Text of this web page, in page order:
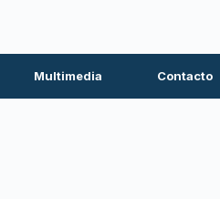
Multimedia Contacto